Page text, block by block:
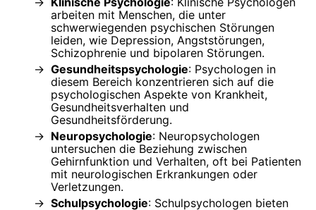
arbeiten mit Menschen, die unter
schwerwiegenden psychischen Störungen
leiden, wie Depression, Angststörungen,
Schizophrenie und bipolaren Störungen.
Gesundheitspsychologie: Psychologen in
diesem Bereich konzentrieren sich auf die
psychologischen Aspekte von Krankheit,
Gesundheitsverhalten und
Gesundheitsförderung.
Neuropsychologie: Neuropsychologen
untersuchen die Beziehung zwischen
Gehirnfunktion und Verhalten, oft bei Patienten
mit neurologischen Erkrankungen oder
Verletzungen.
Schulpsychologie: Schulpsychologen bieten